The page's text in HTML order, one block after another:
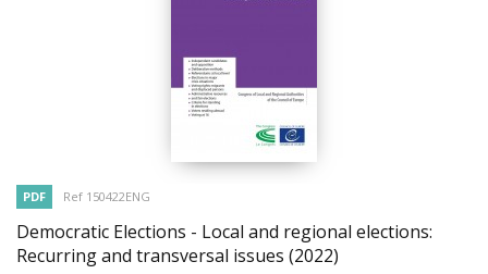
PDF Ref 150422ENG
Democratic Elections - Local and regional elections:
Recurring and transversal issues (2022)